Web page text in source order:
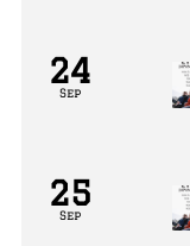
24
Sep
25
Sep